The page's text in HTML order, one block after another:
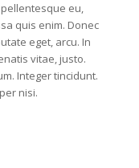
eu,
quis enim. Donec
eget, arcu. In
vitae, justo.
Integer tincidunt.
nisi.